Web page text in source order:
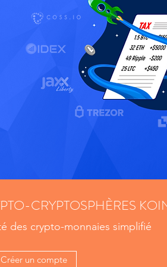
CRYPTOSPHÈRES
des crypto-monnaies simplifié
Créer un compte